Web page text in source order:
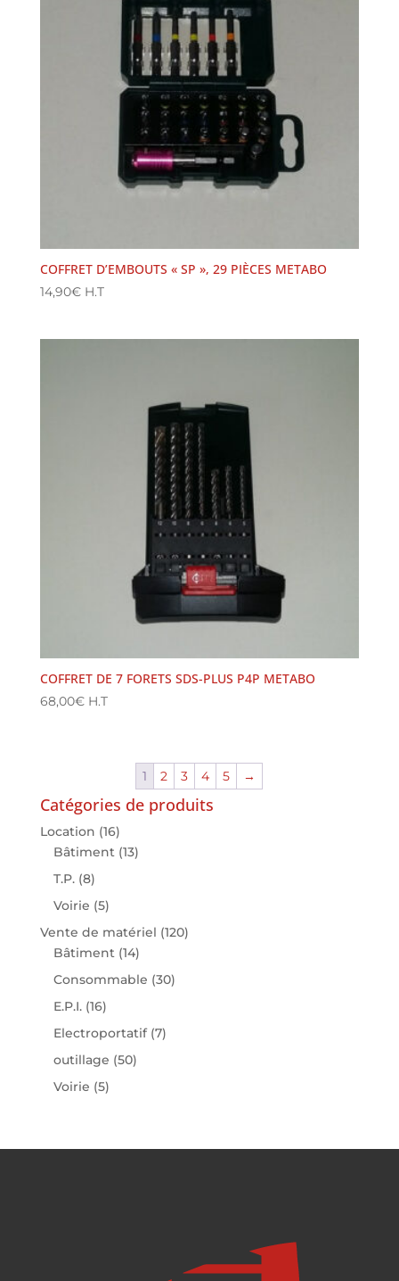
COFFRET D’EMBOUTS « SP », 29 PIÈCES METABO
14,90€ H.T
COFFRET DE 7 FORETS SDS-PLUS P4P METABO
68,00€ H.T
1 2 3 4 5 →
Catégories de produits
Location (16)
Bâtiment (13)
T.P. (8)
Voirie (5)
Vente de matériel (120)
Bâtiment (14)
Consommable (30)
E.P.I. (16)
Electroportatif (7)
outillage (50)
Voirie (5)